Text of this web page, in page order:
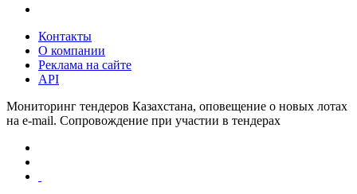
Контакты
О компании
Реклама на сайте
API
Мониторинг тендеров Казахстана, оповещение о новых лотах
на e-mail. Сопровождение при участии в тендерах